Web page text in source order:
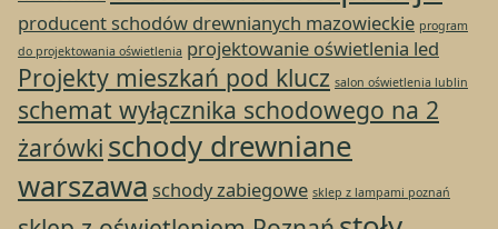
producent schodów drewnianych mazowieckie program
do projektowania oświetlenia projektowanie oświetlenia led
Projekty mieszkań pod klucz salon oświetlenia lublin
schemat wyłącznika schodowego na 2
żarówki schody drewniane
warszawa schody zabiegowe sklep z lampami poznań